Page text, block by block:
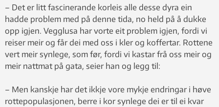
– Det er litt fascinerande korleis alle desse dyra ein
hadde problem med på denne tida, no held på å dukke
opp igjen. Vegglusa har vorte eit problem igjen, fordi vi
reiser meir og får dei med oss i kler og koffertar. Rottene
vert meir synlege, som før, fordi vi kastar frå oss meir og
meir nattmat på gata, seier han og legg til:
– Men kanskje har det ikkje vore mykje endringar i høve
rottepopulasjonen, berre i kor synlege dei er til ei kvar